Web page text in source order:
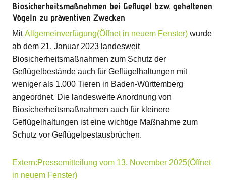
Biosicherheitsmaßnahmen bei Geflügel bzw. gehaltenen
Vögeln zu präventiven Zwecken
MitAllgemeinverfügung(Öffnet in neuem Fenster)wurde
ab dem 21. Januar 2023 landesweit
Biosicherheitsmaßnahmen zum Schutz der
Geflügelbestände auch für Geflügelhaltungen mit
weniger als 1.000 Tieren in Baden-Württemberg
angeordnet. Die landesweite Anordnung von
Biosicherheitsmaßnahmen auch für kleinere
Geflügelhaltungen ist eine wichtige Maßnahme zum
Schutz vor Geflügelpestausbrüchen.
Extern:Pressemitteilung vom 13. November 2025(Öffnet
in neuem Fenster)